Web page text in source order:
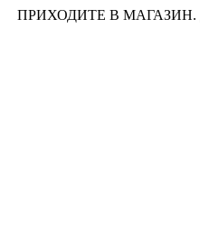
ПРИХОДИТЕ В МАГАЗИН.